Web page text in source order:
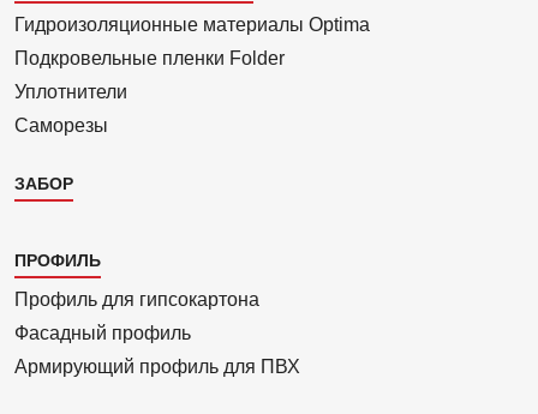
Гидроизоля­ционные материалы Optima
Подкровель­ные пленки Folder
Уплотнители
Саморезы
ЗАБОР
Каталог
3
ПРОФИЛЬ
Профиль для гипсо­картона
Фасадный профиль
Армиру­ю­щий профиль для ПВХ